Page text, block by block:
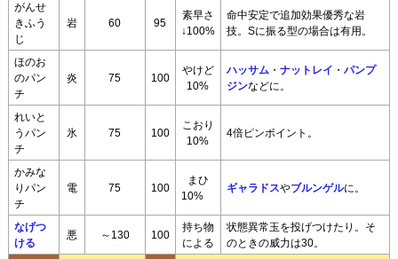
がんせ
きふう
じ
岩 60 95
素早さ
↓100%
命中安定で追加効果優秀な岩
技。Sに振る型の場合は有用。
ほのお
のパン
チ
炎 75 100
やけど
10%
ハッサム ・ ナットレイ ・ パンプ
ジンなどに。
れいと
うパン
チ
氷 75 100
こおり
10%
4倍ピンポイント。
かみな
りパン
チ
電 75 100
まひ
10%
ギャラドスやブルンゲルに。
なげつ
ける
悪 ～130 100
持ち物
による
状態異常玉を投げつけたり。そ
のときの威力は30。